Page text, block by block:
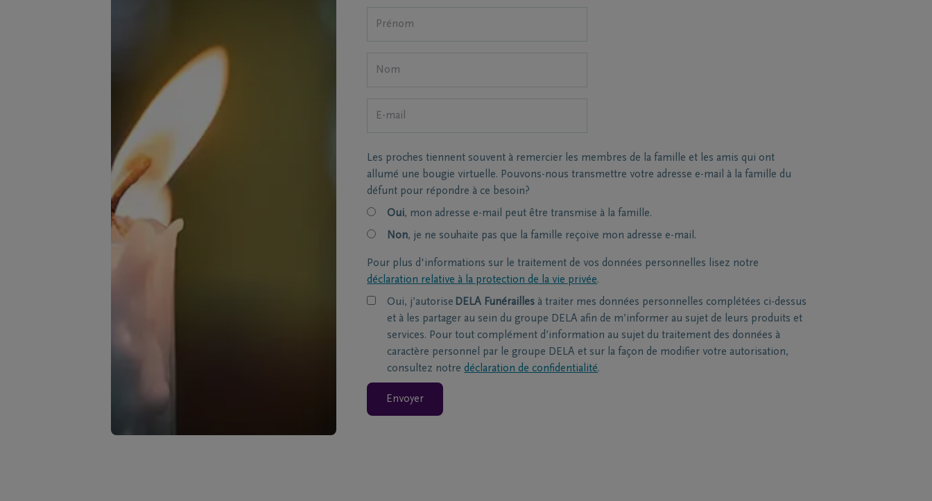
Les proches tiennent souvent à remercier les membres de la famille et les amis qui ont
allumé une bougie virtuelle. Pouvons-nous transmettre votre adresse e-mail à la famille du
défunt pour répondre à ce besoin?
Oui, mon adresse e-mail peut être transmise à la famille.
Non, je ne souhaite pas que la famille reçoive mon adresse e-mail.
Pour plus d'informations sur le traitement de vos données personnelles lisez notre
déclaration relative à la protection de la vie privée.
Oui, j’autorise DELA Funérailles à traiter mes données personnelles complétées ci-dessus
et à les partager au sein du groupe DELA afin de m’informer au sujet de leurs produits et
services. Pour tout complément d’information au sujet du traitement des données à
caractère personnel par le groupe DELA et sur la façon de modifier votre autorisation,
consultez notredéclaration de confidentialité.
Envoyer